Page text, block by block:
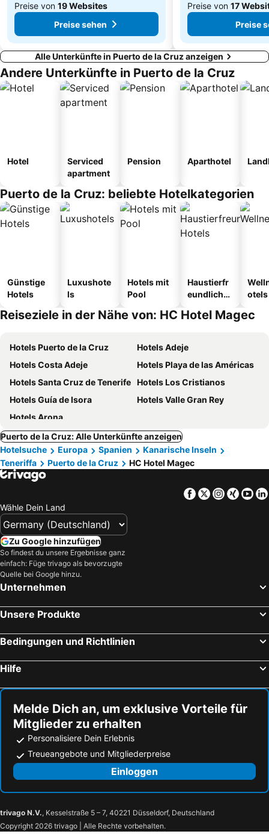
Preise von 19 Websites
Preise sehen
Preise von 17
Preise
Alle Unterkünfte in Puerto de la Cruz anzeigen
Andere Unterkünfte in Puerto de la Cruz
Hotel
Serviced
apartment
Pension Aparthotel
Puerto de la Cruz: beliebte Hotelkategorien
Günstige
Hotels
Luxushote
ls
Hotels mit
Pool
Haustierfr
eundliche
otels
Reiseziele in der Nähe von: HC Hotel Magec
Hotels Puerto de la Cruz
Hotels Adeje
Hotels Costa Adeje
Hotels Playa de las Américas
Hotels Santa Cruz de Tenerife
Hotels Los Cristianos
Hotels Guía de Isora
Hotels Valle Gran Rey
Hotels Arona
Puerto de la Cruz: Alle Unterkünfte anzeigen
Hotelsuche
Europa Spanien
Kanarische Inseln
Teneriffa
Puerto de la Cruz HC Hotel Magec
Facebook
TwitterXing
Wähle Dein Land
Zu Google hinzufügen
So findest du unsere Ergebnisse ganz
einfach: Füge trivago als bevorzugte
Quelle bei Google hinzu.
Unternehmen
Unsere Produkte
Bedingungen und Richtlinien
Hilfe
Melde Dich an, um exklusive Vorteile für
Mitglieder zu erhalten
Personalisiere Dein Erlebnis
Treueangebote und Mitgliederpreise
Einloggen
trivago N.V., Kesselstraße 5 – 7, 40221 Düsseldorf, Deutschland
Copyright 2026 trivago | Alle Rechte vorbehalten.